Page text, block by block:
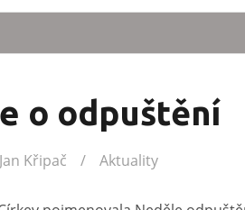
o odpuštění
Jan Křipač Aktuality